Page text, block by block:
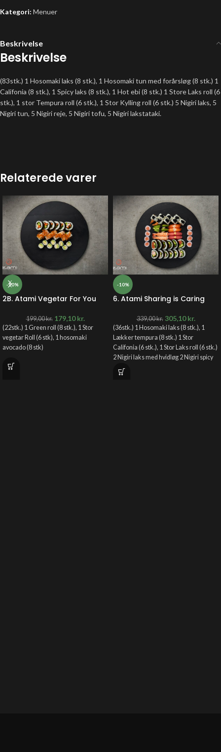
Kategori: Menuer
Beskrivelse
Beskrivelse
(83stk.) 1 Hosomaki laks (8 stk.), 1 Hosomaki tun med forårsløg (8 stk.) 1
Califonia (8 stk.), 1 Spicy laks (8 stk.), 1 Hot ebi (8 stk.) 1 Store Laks roll (6
stk.), 1 stor Tempura roll (6 stk.), 1 Stor Kylling roll (6 stk.) 5 Nigiri laks, 5
Nigiri tun, 5 Nigiri reje, 5 Nigiri tofu, 5 Nigiri lakstataki.
Relaterede varer
-10%
2B. Atami Vegetar For You
199,00kr. 179,10kr.
(22stk.) 1 Green roll (8 stk.), 1 Stor
vegetar Roll (6 stk), 1 hosomaki
avocado (8 stk)
-10%
6. Atami Sharing is Caring
339,00kr. 305,10kr.
(36stk.) 1 Hosomaki laks (8 stk.), 1
Lækker tempura (8 stk.) 1 Stor
Califonia (6 stk.), 1 Stor Laks roll (6 stk.)
2 Nigiri laks med hvidløg 2 Nigiri spicy
tun 2 Nigiri avocado 2 Nigiri reje,